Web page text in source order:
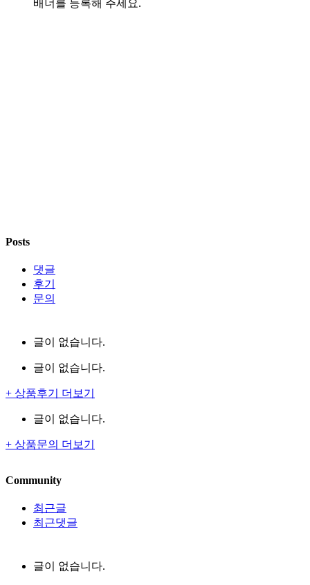
배너를 등록해 주세요.
Posts
댓글
후기
문의
글이 없습니다.
글이 없습니다.
+ 상품후기 더보기
글이 없습니다.
+ 상품문의 더보기
Community
최근글
최근댓글
글이 없습니다.